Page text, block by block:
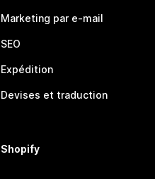
Marketing par e-mail
SEO
Expédition
Devises et traduction
Shopify